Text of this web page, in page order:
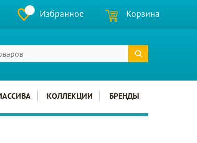
Избранное Корзина
КОЛЛЕКЦИИ БРЕНДЫ